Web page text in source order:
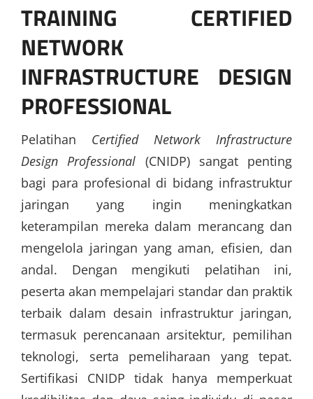
TRAINING CERTIFIED
NETWORK
INFRASTRUCTURE DESIGN
PROFESSIONAL
Pelatihan Certified Network Infrastructure
Design Professional (CNIDP) sangat penting
bagi para profesional di bidang infrastruktur
jaringan yang ingin meningkatkan
keterampilan mereka dalam merancang dan
mengelola jaringan yang aman, efisien, dan
andal. Dengan mengikuti pelatihan ini,
peserta akan mempelajari standar dan praktik
terbaik dalam desain infrastruktur jaringan,
termasuk perencanaan arsitektur, pemilihan
teknologi, serta pemeliharaan yang tepat.
Sertifikasi CNIDP tidak hanya memperkuat